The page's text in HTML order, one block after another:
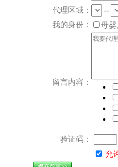
代理区域：
--
我的身份：
母婴
留言内容：
验证码：
允